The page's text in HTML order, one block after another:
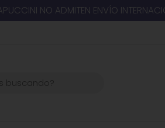
NO ADMITEN ENVÍO